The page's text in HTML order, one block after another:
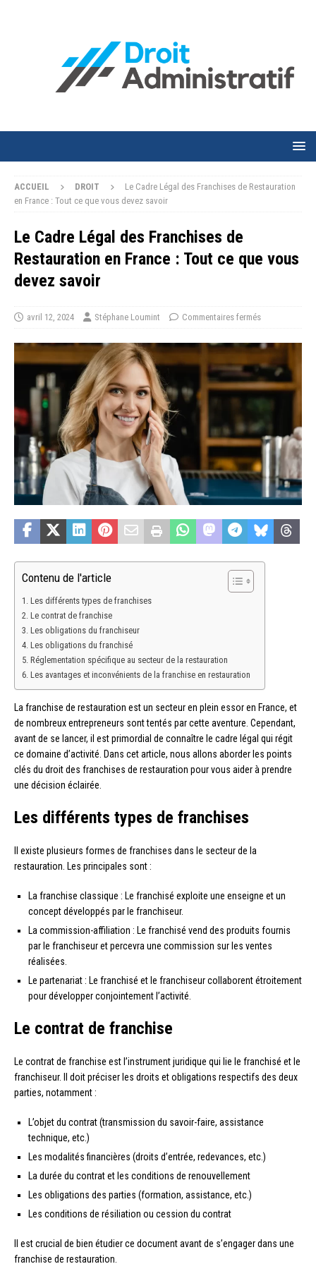
ACCUEIL DROIT
Le Cadre Légal des Franchises de Restauration
en France : Tout ce que vous devez savoir
Le Cadre Légal des Franchises de
Restauration en France : Tout ce que vous
devez savoir
avril 12, 2024 Stéphane Loumint Commentaires fermés
Contenu de l'article
Les différents types de franchises
Le contrat de franchise
Les obligations du franchiseur
Les obligations du franchisé
Réglementation spécifique au secteur de la restauration
Les avantages et inconvénients de la franchise en restauration
La franchise de restauration est un secteur en plein essor en France, et
de nombreux entrepreneurs sont tentés par cette aventure. Cependant,
avant de se lancer, il est primordial de connaître le cadre légal qui régit
ce domaine d’activité. Dans cet article, nous allons aborder les points
clés du droit des franchises de restauration pour vous aider à prendre
une décision éclairée.
Les différents types de franchises
Il existe plusieurs formes de franchises dans le secteur de la
restauration. Les principales sont :
La franchise classique : Le franchisé exploite une enseigne et un
concept développés par le franchiseur.
La commission-affiliation : Le franchisé vend des produits fournis
par le franchiseur et percevra une commission sur les ventes
réalisées.
Le partenariat : Le franchisé et le franchiseur collaborent étroitement
pour développer conjointement l’activité.
Le contrat de franchise
Le contrat de franchise est l’instrument juridique qui lie le franchisé et le
franchiseur. Il doit préciser les droits et obligations respectifs des deux
parties, notamment :
L’objet du contrat (transmission du savoir-faire, assistance
technique, etc.)
Les modalités financières (droits d’entrée, redevances, etc.)
La durée du contrat et les conditions de renouvellement
Les obligations des parties (formation, assistance, etc.)
Les conditions de résiliation ou cession du contrat
Il est crucial de bien étudier ce document avant de s’engager dans une
franchise de restauration.